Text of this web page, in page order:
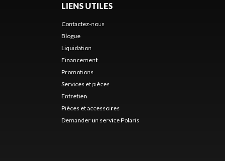
LIENS UTILES
Contactez-nous
Blogue
Liquidation
Financement
Promotions
Services et pièces
Entretien
Pièces et accessoires
Demander un service Polaris